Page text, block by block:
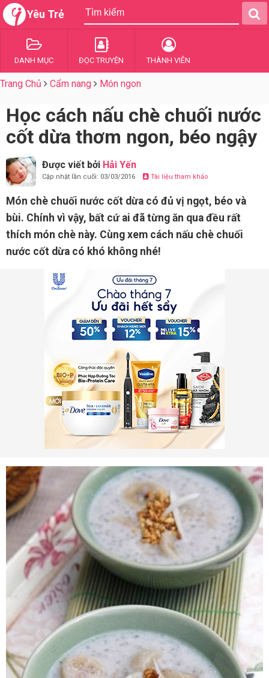
Yêu Trẻ
DANH MỤC ĐỌC TRUYỆN THÀNH VIÊN
Trang Chủ Cẩm nang Món ngon
Học cách nấu chè chuối nước
cốt dừa thơm ngon, béo ngậy
Được viết bởi Hải Yến
Cập nhật lần cuối: 03/03/2016 Tài liệu tham khảo
Món chè chuối nước cốt dừa có đủ vị ngọt, béo và
bùi. Chính vì vậy, bất cứ ai đã từng ăn qua đều rất
thích món chè này. Cùng xem cách nấu chè chuối
nước cốt dừa có khó không nhé!